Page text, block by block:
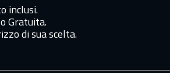
inclusi.
Gratuita.
di sua scelta.